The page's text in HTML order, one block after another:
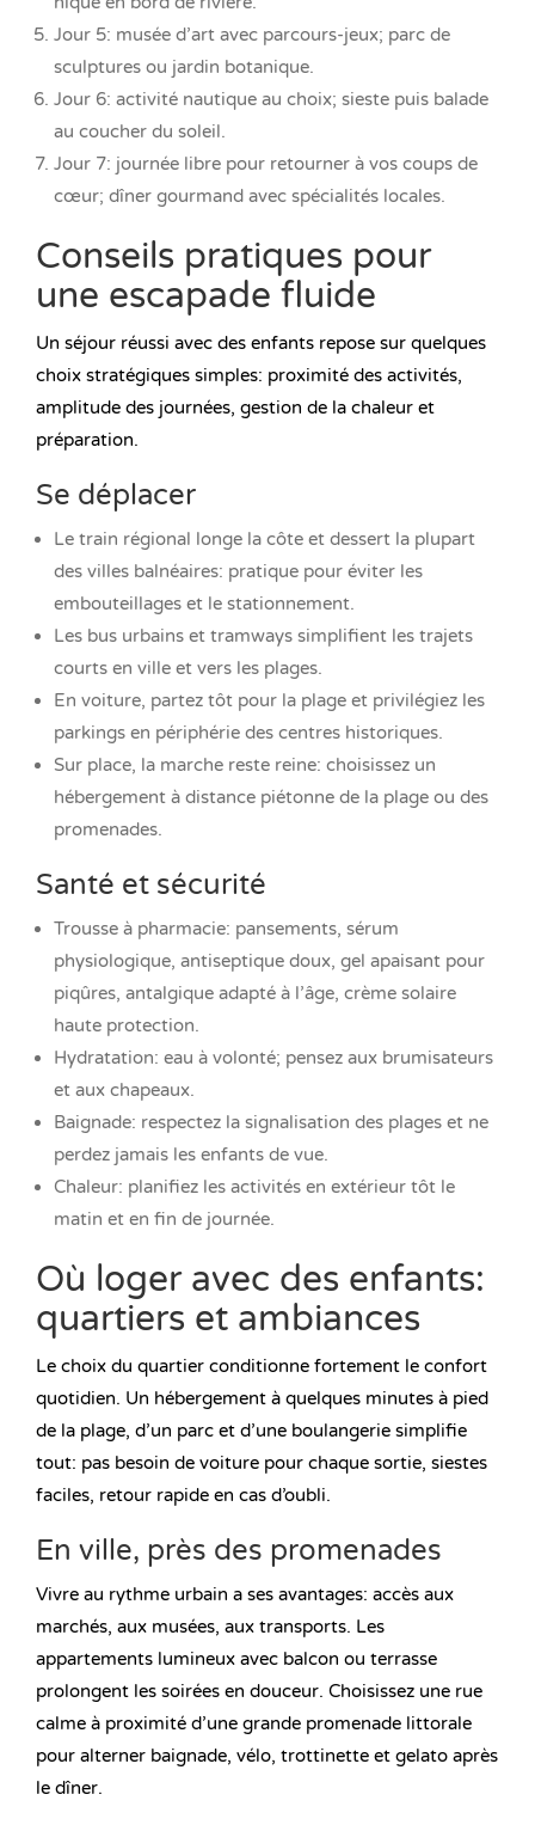
Jour 5: musée d’art avec parcours-jeux; parc de
sculptures ou jardin botanique.
Jour 6: activité nautique au choix; sieste puis balade
au coucher du soleil.
Jour 7: journée libre pour retourner à vos coups de
cœur; dîner gourmand avec spécialités locales.
Conseils pratiques pour
une escapade fluide
Un séjour réussi avec des enfants repose sur quelques
choix stratégiques simples: proximité des activités,
amplitude des journées, gestion de la chaleur et
préparation.
Se déplacer
Le train régional longe la côte et dessert la plupart
des villes balnéaires: pratique pour éviter les
embouteillages et le stationnement.
Les bus urbains et tramways simplifient les trajets
courts en ville et vers les plages.
En voiture, partez tôt pour la plage et privilégiez les
parkings en périphérie des centres historiques.
Sur place, la marche reste reine: choisissez un
hébergement à distance piétonne de la plage ou des
promenades.
Santé et sécurité
Trousse à pharmacie: pansements, sérum
physiologique, antiseptique doux, gel apaisant pour
piqûres, antalgique adapté à l’âge, crème solaire
haute protection.
Hydratation: eau à volonté; pensez aux brumisateurs
et aux chapeaux.
Baignade: respectez la signalisation des plages et ne
perdez jamais les enfants de vue.
Chaleur: planifiez les activités en extérieur tôt le
matin et en fin de journée.
Où loger avec des enfants:
quartiers et ambiances
Le choix du quartier conditionne fortement le confort
quotidien. Un hébergement à quelques minutes à pied
de la plage, d’un parc et d’une boulangerie simplifie
tout: pas besoin de voiture pour chaque sortie, siestes
faciles, retour rapide en cas d’oubli.
En ville, près des promenades
Vivre au rythme urbain a ses avantages: accès aux
marchés, aux musées, aux transports. Les
appartements lumineux avec balcon ou terrasse
prolongent les soirées en douceur. Choisissez une rue
calme à proximité d’une grande promenade littorale
pour alterner baignade, vélo, trottinette et gelato après
le dîner.